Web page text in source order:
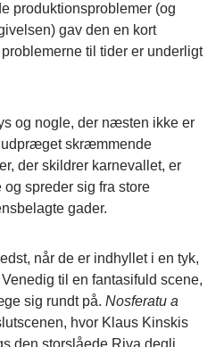
produktionsproblemer (og
gav den en kort
til tider er underligt
og nogle, der næsten ikke er
skræmmende
der skildrer karnevallet, er
spreder sig fra store
gader.
når de er indhyllet i en tyk,
til en fantasifuld scene,
sig rundt på. Nosferatu a
hvor Klaus Kinskis